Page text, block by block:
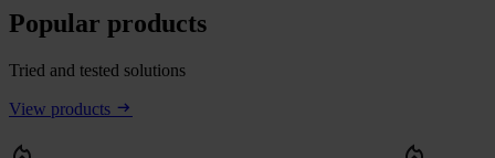
Popular products
Tried and tested solutions
View products